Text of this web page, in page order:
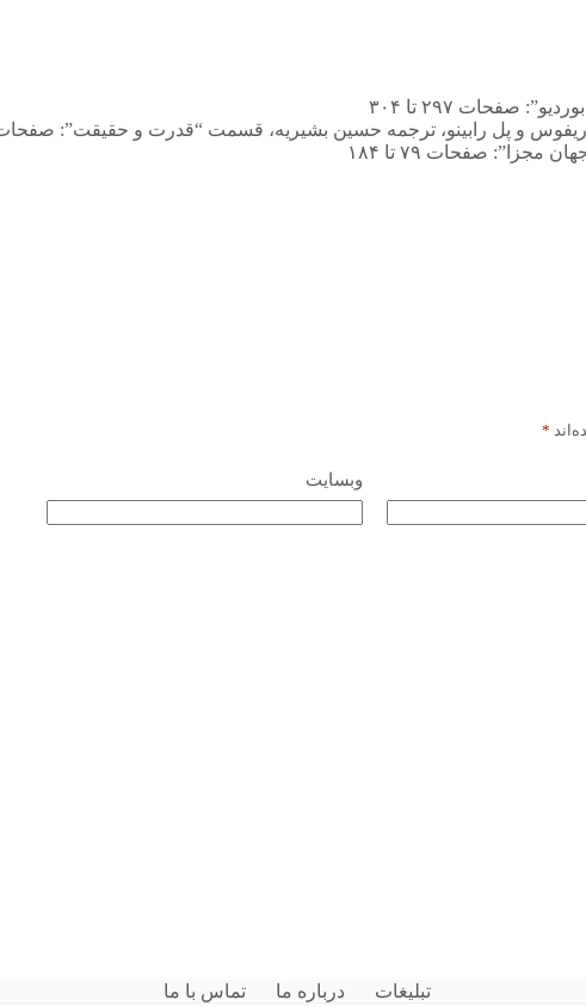
۲۹۷ تا ۳۰۴
و پل رابینو، ترجمه حسین بشیریه، قسمت “قدرت و حقیقت”: صفحات ۳۱۱ تا
صفحات ۷۹ تا ۱۸۴
*
وبسایت
تبلیغات درباره ما
تماس با ما